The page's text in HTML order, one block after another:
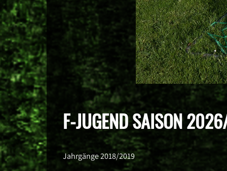
F-JUGEND SAISON
Jahrgänge 2018/2019